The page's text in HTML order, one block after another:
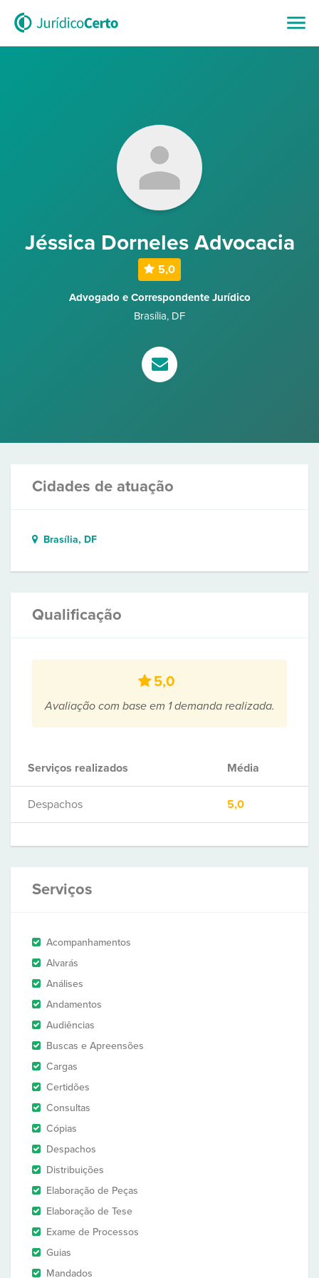
Jéssica Dorneles Advocacia
5,0
Advogado e Correspondente Jurídico
Brasília, DF
Cidades de atuação
Brasília, DF
Qualificação
5,0
Avaliação com base em 1 demanda realizada.
Serviços realizados Média
Despachos 5,0
Serviços
Acompanhamentos
Alvarás
Análises
Andamentos
Audiências
Buscas e Apreensões
Cargas
Certidões
Consultas
Cópias
Despachos
Distribuições
Elaboração de Peças
Elaboração de Tese
Exame de Processos
Guias
Mandados